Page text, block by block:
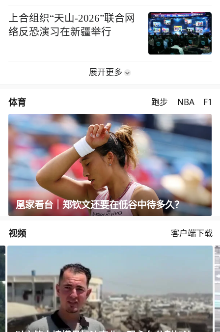
上合组织“天山-2026”联合网
络反恐演习在新疆举行
展开更多
体育 跑步 NBA F1
凰家看台｜郑钦文还要在低谷中待多久？
视频 客户端下载